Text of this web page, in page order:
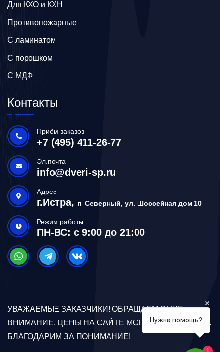
Для КХО и КХН
Противопожарные
С ламинатом
С порошком
С МДФ
Контакты
Приём заказов
+7 (495) 411-26-77
Эл.почта
info@dveri-sp.ru
Адрес
г.Истра, п. Северный, ул. Шоссейная дом 10
Режим работы
ПН-ВС: с 9:00 до 21:00
УВАЖАЕМЫЕ ЗАКАЗЧИКИ! ОБРАЩАЕМ ВАШЕ
ВНИМАНИЕ, ЦЕНЫ НА САЙТЕ МОГУТ ОТЛИЧАТЬСЯ.
БЛАГОДАРИМ ЗА ПОНИМАНИЕ!
Нужна помощь?
1